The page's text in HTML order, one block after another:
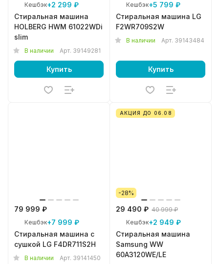
Кешбэк+2 299 ₽
Стиральная машина
HOLBERG HWM 61022WDi
slim
В наличии Арт. 39149281
Купить
Кешбэк+5 799 ₽
Стиральная машина LG
F2WR709S2W
В наличии Арт. 39143484
Купить
79 999 ₽
Кешбэк+7 999 ₽
Стиральная машина с
сушкой LG F4DR711S2H
В наличии Арт. 39141450
АКЦИЯ ДО 06.08
-28%
29 490 ₽ 40 999 ₽
Кешбэк+2 949 ₽
Стиральная машина
Samsung WW
60A3120WE/LE